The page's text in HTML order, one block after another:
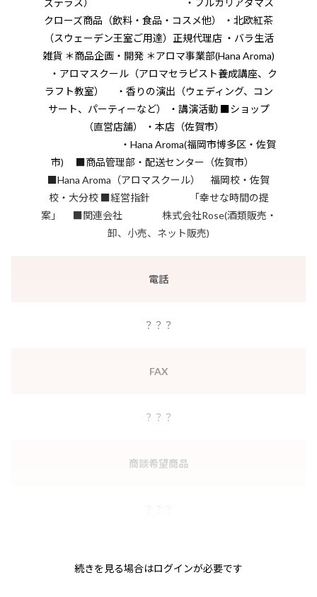
ズテラス） ・ブルガリアダマス
クローズ商品（飲料・食品・コスメ他） ・北欧紅茶
（スウェーデン王室ご用達）正規代理店 ・バラ生活
雑貨 ＊商品企画・開発 ＊アロマ事業部(Hana Aroma)
・アロマスクール（アロマセラピスト養成講座、ク
ラフト教室） ・香りの演出（ウェディング、コン
サート、パーティーなど） ・講演活動 ■ショップ
（直営店舗） ・本店（佐賀市）
・Hana Aroma(福岡市博多区・佐賀
市) ■商品管理部・配送センター（佐賀市）
■Hana Aroma（アロマスクール） 福岡校・佐賀
校・大分校 ■経営指針 「幸せな時間の提
案」 ■関連会社 株式会社Rose(酒類販売・
卸、小売、ネット販売)
電話
？？？
FAX
？？？
商談希望商品
続きを見る場合はログインが必要です